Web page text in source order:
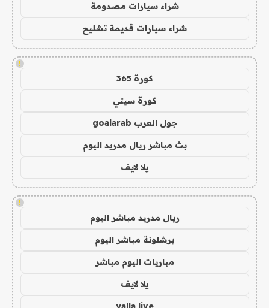
شراء سيارات مصدومة
شراء سيارات قديمة تشليح
!
كورة 365
كورة سيتي
جول العرب goalarab
بث مباشر ريال مدريد اليوم
يلا لايف
!
ريال مدريد مباشر اليوم
برشلونة مباشر اليوم
مباريات اليوم مباشر
يلا لايف